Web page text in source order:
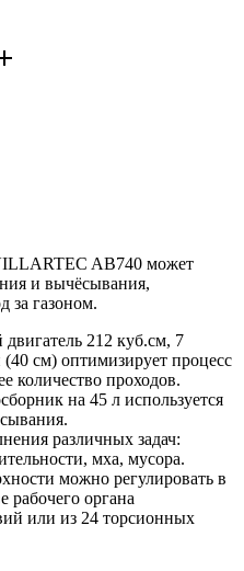
AB740 может
и вычёсывания,
за газоном.
212 куб.см, 7
см) оптимизирует процесс
количество проходов.
на 45 л используется
различных задач:
мха, мусора.
можно регулировать в
рабочего органа
или из 24 торсионных